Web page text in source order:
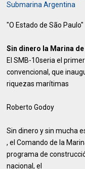
Submarina Argentina
"O Estado de São Paulo"
Sin dinero la Marina
El SMB-10seria el
convencional, que
riquezas marítimas
Roberto Godoy
Sin dinero y sin mucha
, el Comando de la
programa de
nacional, el